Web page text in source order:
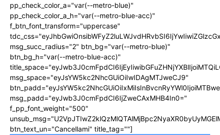
pp_check_color_a="var(--metro-blue)"
pp_check_color_a_h="var(--metro-blue-acc)"
f_btn_font_transform="uppercase"
msg_succ_radius="2" btn_bg="var(--metro-blue)"
btn_bg_h="var(--metro-blue-acc)"
msg_space="eyJsYW5kc2NhcGUiOiIwIDAgMTJweCJ9"
msg_padd="eyJwb3J0cmFpdCI6IjZweCAxMHB4In0="
f_pp_font_weight="500"
btn_text_un="Cancellami" title_tag=""]